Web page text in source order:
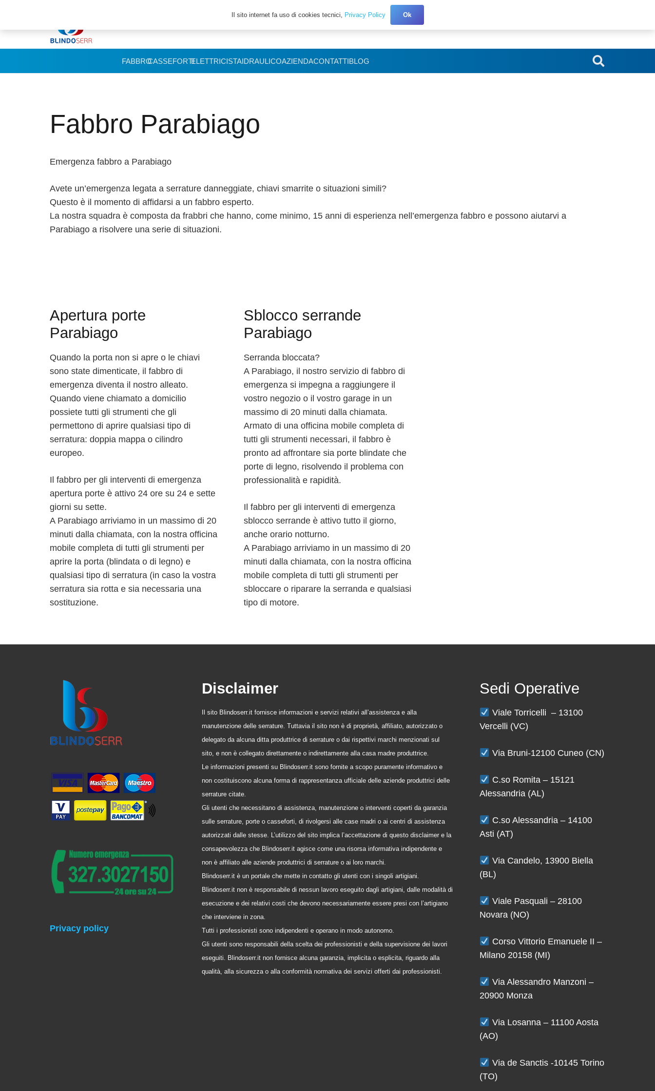
+39 327.3027150
FABBROCASSEFORTIELETTRICISTAIDRAULICOAZIENDACONTATTIBLOG
Fabbro Parabiago
Emergenza fabbro a Parabiago
Avete un’emergenza legata a serrature danneggiate, chiavi smarrite o situazioni simili?
Questo è il momento di affidarsi a un fabbro esperto.
La nostra squadra è composta da frabbri che hanno, come minimo, 15 anni di esperienza nell’emergenza fabbro e possono aiutarvi a
Parabiago a risolvere una serie di situazioni.
Apertura porte
Parabiago
Quando la porta non si apre o le chiavi
sono state dimenticate, il fabbro di
emergenza diventa il nostro alleato.
Quando viene chiamato a domicilio
possiete tutti gli strumenti che gli
permettono di aprire qualsiasi tipo di
serratura: doppia mappa o cilindro
europeo.
Il fabbro per gli interventi di emergenza
apertura porte è attivo 24 ore su 24 e sette
giorni su sette.
A Parabiago arriviamo in un massimo di 20
minuti dalla chiamata, con la nostra officina
mobile completa di tutti gli strumenti per
aprire la porta (blindata o di legno) e
qualsiasi tipo di serratura (in caso la vostra
serratura sia rotta e sia necessaria una
sostituzione.
Sblocco serrande
Parabiago
Serranda bloccata?
A Parabiago, il nostro servizio di fabbro di
emergenza si impegna a raggiungere il
vostro negozio o il vostro garage in un
massimo di 20 minuti dalla chiamata.
Armato di una officina mobile completa di
tutti gli strumenti necessari, il fabbro è
pronto ad affrontare sia porte blindate che
porte di legno, risolvendo il problema con
professionalità e rapidità.
Il fabbro per gli interventi di emergenza
sblocco serrande è attivo tutto il giorno,
anche orario notturno.
A Parabiago arriviamo in un massimo di 20
minuti dalla chiamata, con la nostra officina
mobile completa di tutti gli strumenti per
sbloccare o riparare la serranda e qualsiasi
tipo di motore.
Privacy policy
Disclaimer
Il sito Blindoserr.it fornisce informazioni e servizi relativi all’assistenza e alla
manutenzione delle serrature. Tuttavia il sito non è di proprietà, affiliato, autorizzato o
delegato da alcuna ditta produttrice di serrature o dai rispettivi marchi menzionati sul
sito, e non è collegato direttamente o indirettamente alla casa madre produttrice.
Le informazioni presenti su Blindoserr.it sono fornite a scopo puramente informativo e
non costituiscono alcuna forma di rappresentanza ufficiale delle aziende produttrici delle
serrature citate.
Gli utenti che necessitano di assistenza, manutenzione o interventi coperti da garanzia
sulle serrature, porte o casseforti, di rivolgersi alle case madri o ai centri di assistenza
autorizzati dalle stesse. L’utilizzo del sito implica l’accettazione di questo disclaimer e la
consapevolezza che Blindoserr.it agisce come una risorsa informativa indipendente e
non è affiliato alle aziende produttrici di serrature o ai loro marchi.
Blindoserr.it è un portale che mette in contatto gli utenti con i singoli artigiani.
Blindoserr.it non è responsabile di nessun lavoro eseguito dagli artigiani, dalle modalità di
esecuzione e dei relativi costi che devono necessariamente essere presi con l’artigiano
che interviene in zona.
Tutti i professionisti sono indipendenti e operano in modo autonomo.
Gli utenti sono responsabili della scelta dei professionisti e della supervisione dei lavori
eseguiti. Blindoserr.it non fornisce alcuna garanzia, implicita o esplicita, riguardo alla
qualità, alla sicurezza o alla conformità normativa dei servizi offerti dai professionisti.
Sedi Operative
Viale Torricelli – 13100
Vercelli (VC)
Via Bruni-12100 Cuneo (CN)
C.so Romita – 15121
Alessandria (AL)
C.so Alessandria – 14100
Asti (AT)
Via Candelo, 13900 Biella
(BL)
Viale Pasquali – 28100
Novara (NO)
Corso Vittorio Emanuele II –
Milano 20158 (MI)
Via Alessandro Manzoni –
20900 Monza
Via Losanna – 11100 Aosta
(AO)
Via de Sanctis -10145 Torino
(TO)
Il sito internet fa uso di cookies tecnici, Privacy Policy Ok